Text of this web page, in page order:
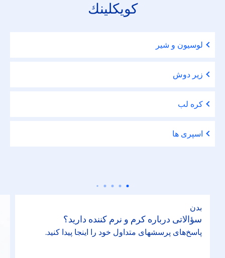
كويكلينك
لوسیون و شیر
زیر دوش
کره لب
اسپری ها
بدن
سؤالاتی درباره کرم و نرم کننده دارید؟
پاسخ‌های پرسشهای متداول خود را اینجا پیدا کنید.